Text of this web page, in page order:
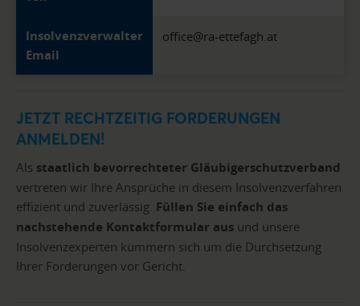
Insolvenzverwalter
Email
office@ra-ettefagh.at
JETZT RECHTZEITIG FORDERUNGEN
ANMELDEN!
Als staatlich bevorrechteter Gläubigerschutzverband
vertreten wir Ihre Ansprüche in diesem Insolvenzverfahren
effizient und zuverlässig. Füllen Sie einfach das
nachstehende Kontaktformular aus und unsere
Insolvenzexperten kümmern sich um die Durchsetzung
Ihrer Forderungen vor Gericht.